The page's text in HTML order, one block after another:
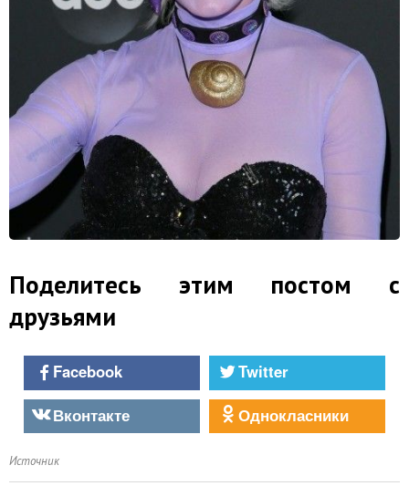
Поделитесь этим постом с
друзьями
Facebook
Twitter
Вконтакте
Однокласники
Источник